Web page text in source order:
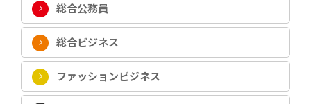
総合公務員
総合ビジネス
ファッションビジネス